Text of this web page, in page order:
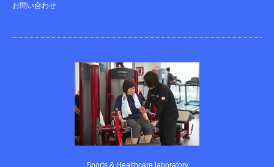
お問い合わせ
Sports & Healthcare laboratory